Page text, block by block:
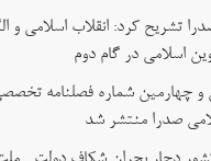
تشریح کرد: انقلاب اسلامی و
اسلامی در گام دوم
چهارمین شماره فصلنامه
صدرا منتشر شد